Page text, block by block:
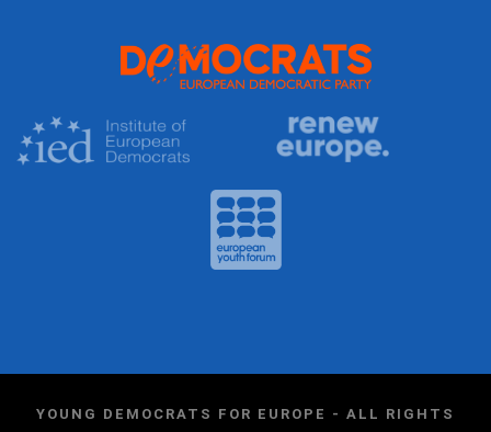
YOUNG DEMOCRATS FOR EUROPE - ALL RIGHTS